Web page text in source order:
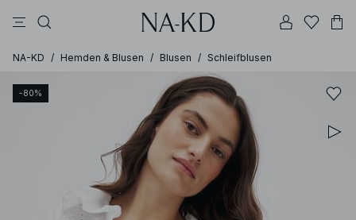
NA-KD / Hemden & Blusen / Blusen / Schleifblusen
-80%